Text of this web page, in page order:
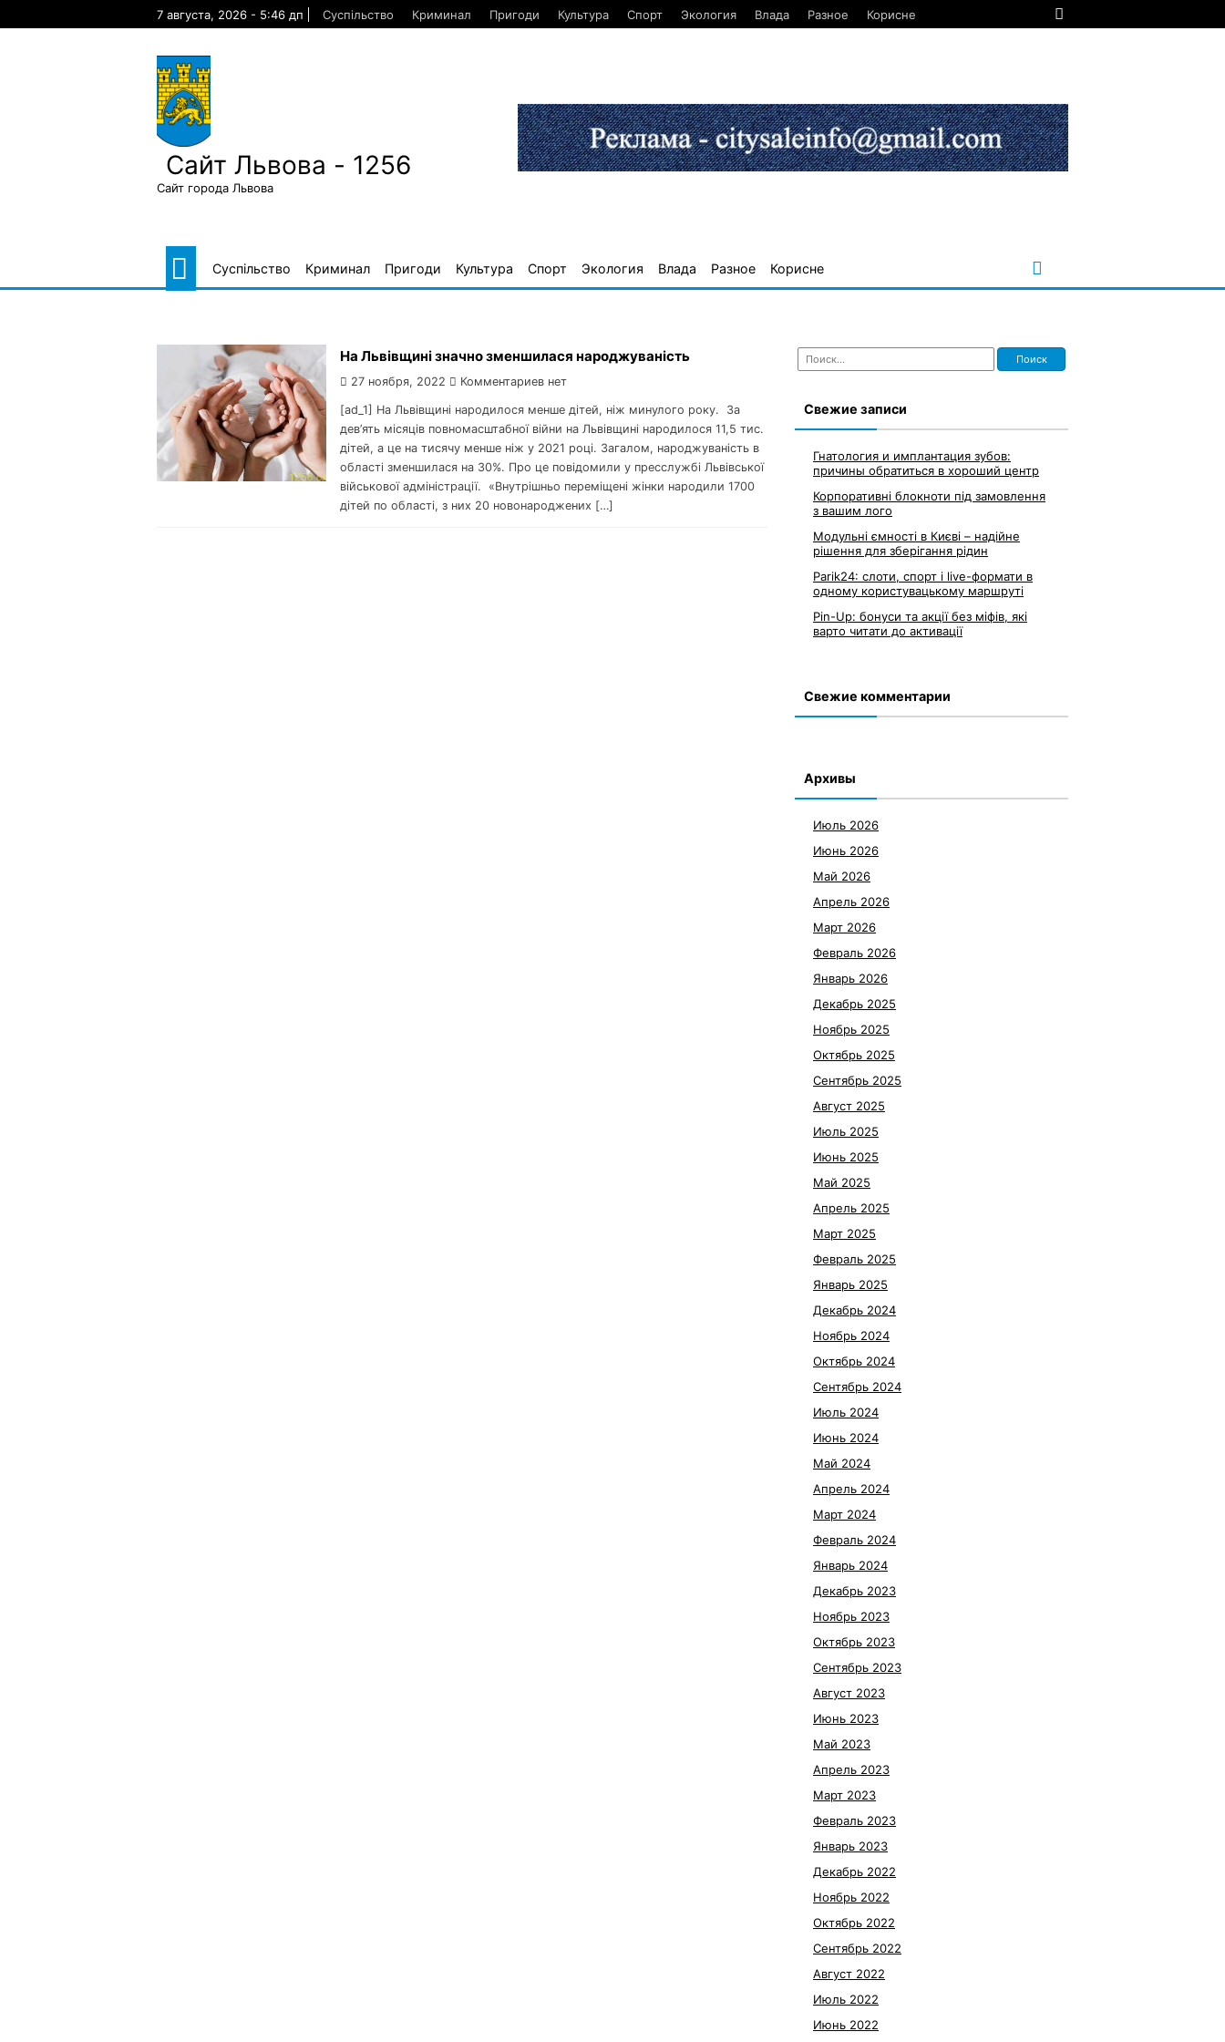
7 августа, 2026 - 5:46 дп Суспільство Криминал Пригоди Культура Спорт Экология Влада Разное Корисне
Сайт Львова - 1256
Сайт города Львова
Суспільство Криминал Пригоди Культура Спорт Экология Влада Разное Корисне
На Львівщині значно зменшилася народжуваність
27 ноября, 2022 Комментариев нет
[ad_1] На Львівщині народилося менше дітей, ніж минулого року. За
дев’ять місяців повномасштабної війни на Львівщині народилося 11,5 тис.
дітей, а це на тисячу менше ніж у 2021 році. Загалом, народжуваність в
області зменшилася на 30%. Про це повідомили у пресслужбі Львівської
військової адміністрації. «Внутрішньо переміщені жінки народили 1700
дітей по області, з них 20 новонароджених […]
Найти:
Свежие записи
Гнатология и имплантация зубов:
причины обратиться в хороший центр
Корпоративні блокноти під замовлення
з вашим лого
Модульні ємності в Києві – надійне
рішення для зберігання рідин
Parik24: слоти, спорт і live-формати в
одному користувацькому маршруті
Pin-Up: бонуси та акції без міфів, які
варто читати до активації
Свежие комментарии
Архивы
Июль 2026
Июнь 2026
Май 2026
Апрель 2026
Март 2026
Февраль 2026
Январь 2026
Декабрь 2025
Ноябрь 2025
Октябрь 2025
Сентябрь 2025
Август 2025
Июль 2025
Июнь 2025
Май 2025
Апрель 2025
Март 2025
Февраль 2025
Январь 2025
Декабрь 2024
Ноябрь 2024
Октябрь 2024
Сентябрь 2024
Июль 2024
Июнь 2024
Май 2024
Апрель 2024
Март 2024
Февраль 2024
Январь 2024
Декабрь 2023
Ноябрь 2023
Октябрь 2023
Сентябрь 2023
Август 2023
Июнь 2023
Май 2023
Апрель 2023
Март 2023
Февраль 2023
Январь 2023
Декабрь 2022
Ноябрь 2022
Октябрь 2022
Сентябрь 2022
Август 2022
Июль 2022
Июнь 2022